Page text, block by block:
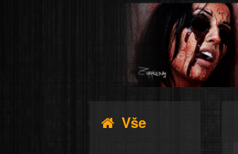
Vše